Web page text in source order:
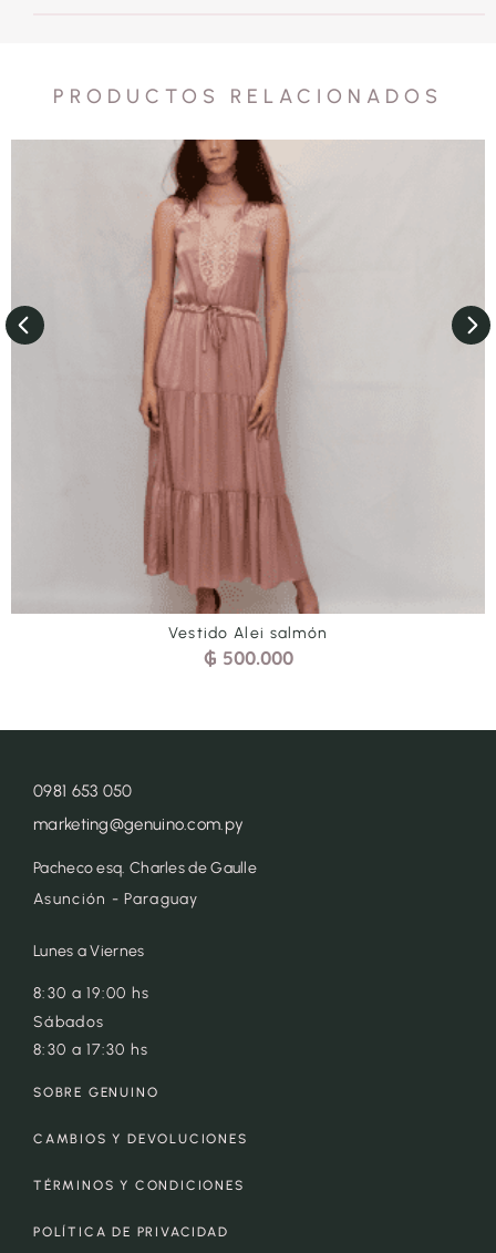
PRODUCTOS RELACIONADOS
Vestido Alei salmón
₲ 500.000
0981 653 050
marketing@genuino.com.py
Pacheco esq. Charles de Gaulle
Asunción - Paraguay
Lunes a Viernes
8:30 a 19:00 hs
Sábados
8:30 a 17:30 hs
SOBRE GENUINO
CAMBIOS Y DEVOLUCIONES
TÉRMINOS Y CONDICIONES
POLÍTICA DE PRIVACIDAD